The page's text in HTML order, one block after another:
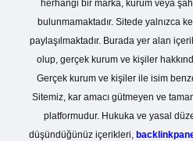
herhangi bir marka, kurum veya
bulunmamaktadır. Sitede yalnızca
paylaşılmaktadır. Burada yer alan
olup, gerçek kurum ve kişiler
Gerçek kurum ve kişiler ile isim
Sitemiz, kar amacı gütmeyen ve
platformudur. Hukuka ve yasal
düşündüğünüz içerikleri,